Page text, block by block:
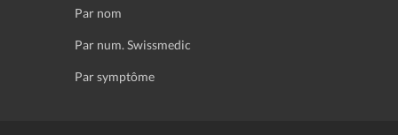
Par nom
Par num. Swissmedic
Par symptôme